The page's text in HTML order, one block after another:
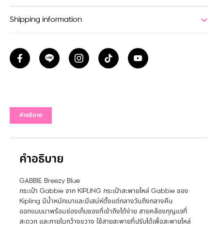
Shipping information
คำอธิบาย
คำอธิบาย
GABBIE Breezy Blue
กระเป๋า Gabbie จาก KIPLING กระเป๋าสะพายไหล่ Gabbie ของ
Kipling มีน้ำหนักเบาและมีเสน่ห์ตั้งแต่กลางวันถึงกลางคืน
ออกแบบมาพร้อมช่องเก็บของที่เข้าถึงได้ง่าย สายคล้องกุญแจที่
สะดวก และภายในกว้างขวาง ใช้สายสะพายที่ปรับได้เพื่อสะพายไหล่